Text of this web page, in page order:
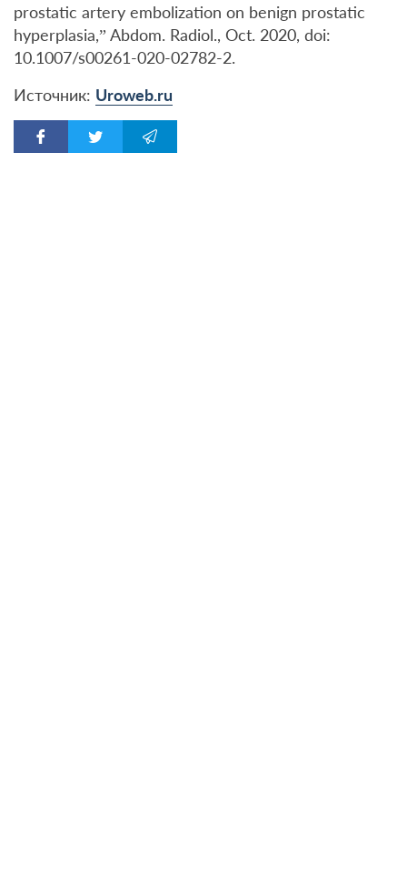
prostatic artery embolization on benign prostatic
hyperplasia,” Abdom. Radiol., Oct. 2020, doi:
10.1007/s00261-020-02782-2.
Источник: Uroweb.ru